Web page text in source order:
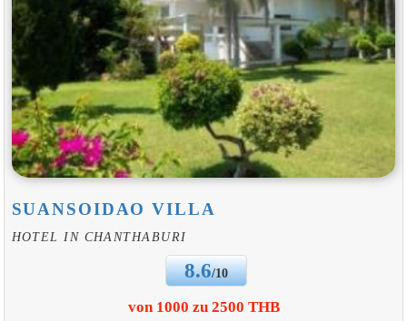
SUANSOIDAO VILLA
HOTEL IN CHANTHABURI
8.6/10
von 1000 zu 2500 THB